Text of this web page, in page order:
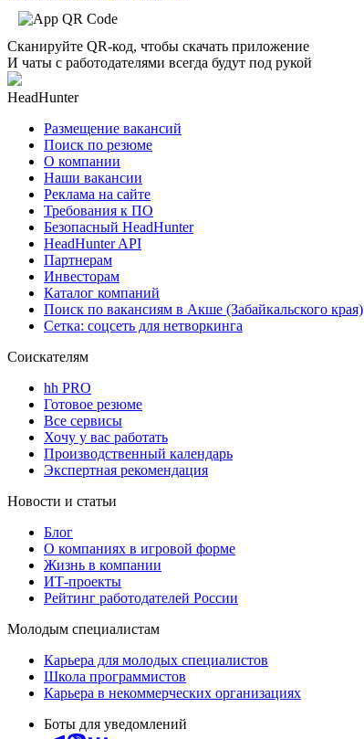
Сканируйте QR-код, чтобы скачать приложение
И чаты с работодателями всегда будут под рукой
HeadHunter
Размещение вакансий
Поиск по резюме
О компании
Наши вакансии
Реклама на сайте
Требования к ПО
Безопасный HeadHunter
HeadHunter API
Партнерам
Инвесторам
Каталог компаний
Поиск по вакансиям в Акше (Забайкальского края)
Сетка: соцсеть для нетворкинга
Соискателям
hh PRO
Готовое резюме
Все сервисы
Хочу у вас работать
Производственный календарь
Экспертная рекомендация
Новости и статьи
Блог
О компаниях в игровой форме
Жизнь в компании
ИТ-проекты
Рейтинг работодателей России
Молодым специалистам
Карьера для молодых специалистов
Школа программистов
Карьера в некоммерческих организациях
Боты для уведомлений